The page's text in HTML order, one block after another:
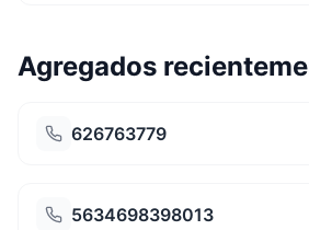
Agregados
626763779
5634698398013